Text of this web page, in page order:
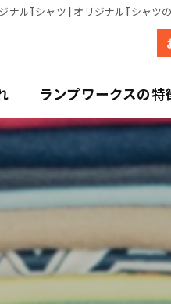
ナルTシャツ | オリジナルTシャツ
ランプワークスの特
デザイン
販売